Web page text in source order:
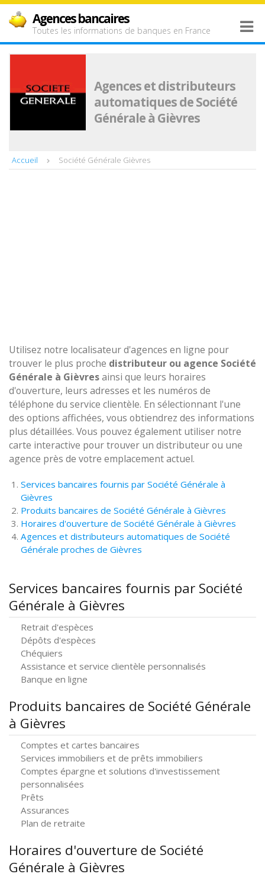
Agences bancaires
Toutes les informations de banques en France
Agences et distributeurs
automatiques de Société
Générale à Gièvres
Accueil Société Générale Gièvres
Utilisez notre localisateur d'agences en ligne pour
trouver le plus proche distributeur ou agence Société
Générale à Gièvresainsi que leurs horaires
d'ouverture, leurs adresses et les numéros de
téléphone du service clientèle. En sélectionnant l'une
des options affichées, vous obtiendrez des informations
plus détaillées. Vous pouvez également utiliser notre
carte interactive pour trouver un distributeur ou une
agence près de votre emplacement actuel.
Services bancaires fournis par Société Générale à
Gièvres
Produits bancaires de Société Générale à Gièvres
Horaires d'ouverture de Société Générale à Gièvres
Agences et distributeurs automatiques de Société
Générale proches de Gièvres
Services bancaires fournis par Société
Générale à Gièvres
Retrait d'espèces
Dépôts d'espèces
Chéquiers
Assistance et service clientèle personnalisés
Banque en ligne
Produits bancaires de Société Générale
à Gièvres
Comptes et cartes bancaires
Services immobiliers et de prêts immobiliers
Comptes épargne et solutions d'investissement
personnalisées
Prêts
Assurances
Plan de retraite
Horaires d'ouverture de Société
Générale à Gièvres